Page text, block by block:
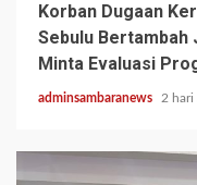
Korban Dugaan
Sebulu Bertambah
Minta Evaluasi
adminsambaranews 2 hari